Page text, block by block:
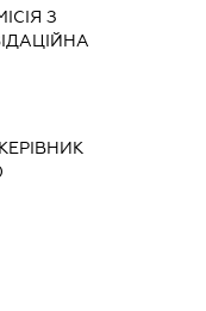
З
КЕРІВНИК